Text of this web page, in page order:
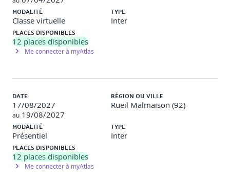
Produits basés sur des modèles, prototypes, critères
de qualité
Exercices de modélisation, discussions sur la
pertinence des prototypes
Validation : QCM, exercices pratiques sur critères et
modèles
Élaboration des exigences
Identification des sources, élucidation, résolution des
conflits, validation des exigences
Mises en situation, jeux de rôle pour clarification et
validation
Validation : QCM, exercices pratiques sur cas simulés
Processus & structure de travail
MODALITÉ
Classe virtuelle
TYPE
Inter
PLACES DISPONIBLES
12 places disponibles
Me connecter à myAtlas
DATE
17/08/2027
au 19/08/2027
RÉGION OU VILLE
Rueil Malmaison (92)
MODALITÉ
Présentiel
TYPE
Inter
PLACES DISPONIBLES
12 places disponibles
Me connecter à myAtlas